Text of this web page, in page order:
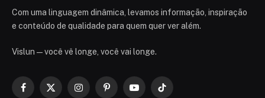
Com uma linguagem dinâmica, levamos informação, inspiração
e conteúdo de qualidade para quem quer ver além.
Vislun — você vê longe, você vai longe.
Facebook
X
InstagramPinterestYouTubeTikTok